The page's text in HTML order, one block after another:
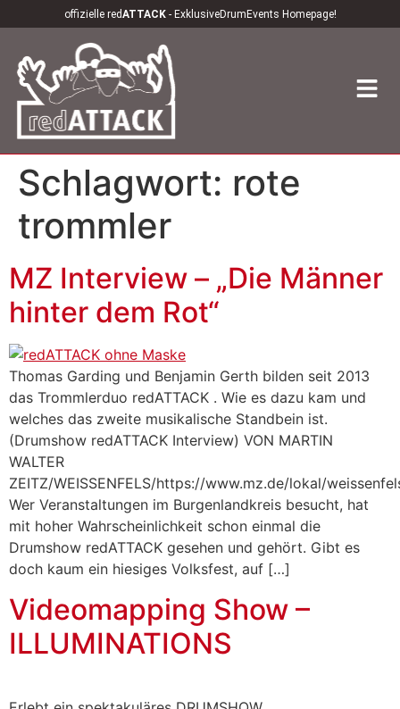
offizielle redATTACK- ExklusiveDrumEvents Homepage!
Schlagwort: rote
trommler
MZ Interview – „Die Männer
hinter dem Rot“
Thomas Garding und Benjamin Gerth bilden seit 2013
das Trommlerduo redATTACK . Wie es dazu kam und
welches das zweite musikalische Standbein ist.
(Drumshow redATTACK Interview) VON MARTIN
WALTER
ZEITZ/WEISSENFELS/https://www.mz.de/lokal/
Wer Veranstaltungen im Burgenlandkreis besucht, hat
mit hoher Wahrscheinlichkeit schon einmal die
Drumshow redATTACK gesehen und gehört. Gibt es
doch kaum ein hiesiges Volksfest, auf […]
Videomapping Show –
ILLUMINATIONS